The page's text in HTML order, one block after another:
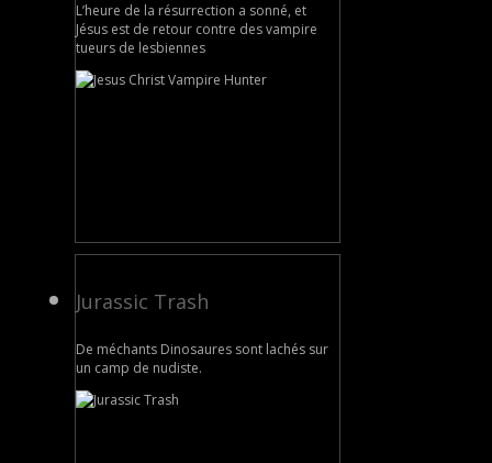
L’heure de la résurrection a sonné, et
Jésus est de retour contre des vampire
tueurs de lesbiennes
Jurassic Trash
De méchants Dinosaures sont lachés sur
un camp de nudiste.